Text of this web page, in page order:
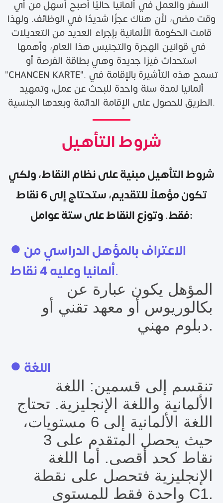
السفر والعمل في ألمانيا حاليًا أصبح أسهل من أي
وقت مضى، لأن هناك عجزًا شديدًا في الوظائف. ولهذا
قامت الحكومة الألمانية بإجراء العديد من التعديلات
في قوانين الهجرة والتجنيس هذا العام، وأهمها
استحداث فيزا جديدة وهي بطاقة الفرصة أو
"CHANCEN KARTE". تسمح هذه التأشيرة بالإقامة في
ألمانيا لمدة سنة واحدة للبحث عن عمل، وتمهيد
الطريق للحصول على الإقامة الدائمة وبعدها الجنسية.
شروط التأهيل مبنية على نظام النقاط، ولكي
تكون مؤهلاً للتقديم، ستحتاج إلى 6 نقاط
فقط. وتوزع النقاط على ستة عوامل:
● الاعتراف بالمؤهل الدراسي من
ألمانيا وعليه 4 نقاط.
المؤهل يكون عبارة عن
بكالوريوس أو معهد تقني أو
دبلوم مهني.
● اللغة
تنقسم إلى قسمين: اللغة
الألمانية واللغة الإنجليزية. تحتاج
اللغة الألمانية إلى 6 مستويات،
حيث يحصل المتقدم على 3
نقاط كحد أقصى. أما اللغة
الإنجليزية فتحصل على نقطة
واحدة فقط للمستوى C1.